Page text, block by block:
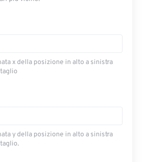
x della posizione in alto a sinistra
y della posizione in alto a sinistra